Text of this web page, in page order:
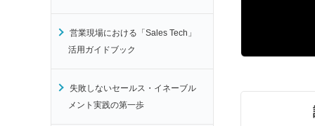
営業現場における「Sales Tech」
活用ガイドブック
失敗しないセールス・イネーブル
メント実践の第一歩